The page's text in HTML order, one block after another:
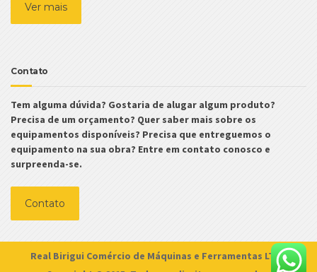
Ver mais
Contato
Tem alguma dúvida? Gostaria de alugar algum produto?
Precisa de um orçamento? Quer saber mais sobre os
equipamentos disponíveis? Precisa que entreguemos o
equipamento na sua obra? Entre em contato conosco e
surpreenda-se.
Contato
Real Birigui Comércio de Máquinas e Ferramentas LTDA